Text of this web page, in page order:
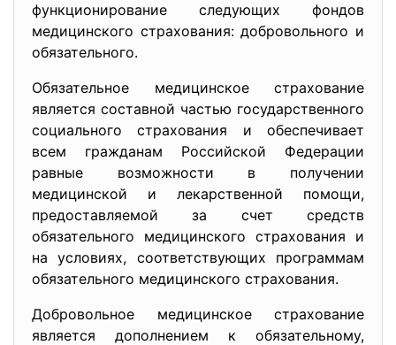
функционирование следующих фондов
медицинского страхования: добровольного и
обязательного.
Обязательное медицинское страхование
является составной частью государственного
социального страхования и обеспечивает
всем гражданам Российской Федерации
равные возможности в получении
медицинской и лекарственной помощи,
предоставляемой за счет средств
обязательного медицинского страхования и
на условиях, соответствующих программам
обязательного медицинского страхования.
Добровольное медицинское страхование
является дополнением к обязательному,